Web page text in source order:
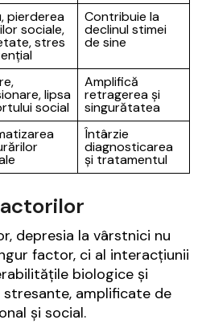
pierderea
sociale,
stres
Contribuie la
declinul stimei
de sine
lipsa
social
Amplifică
retragerea și
singurătatea
Întârzie
diagnosticarea
și tratamentul
depresia la vârstnici nu
factor, ci al interacțiunii
biologice și
amplificate de
și social.